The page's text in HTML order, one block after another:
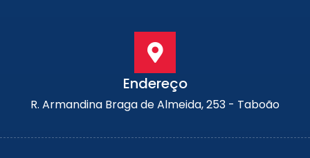
Endereço
R. Armandina Braga de Almeida, 253 - Taboão